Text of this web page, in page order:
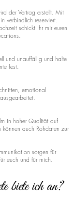
der Vertrag erstellt. Mit
verbindlich reserviert.
schickt ihr mir euren
und unauffällig und halte
fest.
emotional
in hoher Qualität auf
auch Rohdaten zur
sorgen für
euch und für mich.
ich an?